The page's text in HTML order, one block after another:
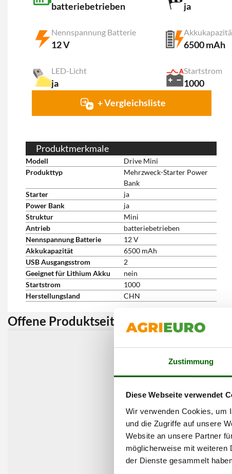
Zustimmung
Diese Webseite verwendet
Wir verwenden Cookies, um
und die Zugriffe auf unsere
Website an unsere Partner
möglicherweise mit weiteren
der Dienste gesammelt
batteriebetrieben ja
Nennspannung Batterie
12 V 6500 mAh
LED-Licht
ja
Startstrom
1000
+ Vergleichsliste
Produktmerkmale
Modell
Drive Mini
Produkttyp
Mehrzweck-Starter Power
Bank
Starter
ja
Power Bank
ja
Struktur
Mini
Antrieb
batteriebetrieben
Nennspannung Batterie
12 V
Akkukapazität
6500 mAh
USB Ausgangsstrom
2
Geeignet für Lithium Akku
nein
Startstrom
1000
Herstellungsland
CHN
Offene Produktseite: